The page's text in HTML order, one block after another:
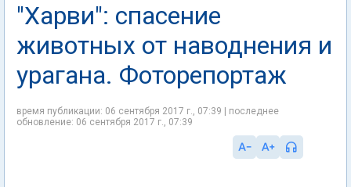
"Харви": спасение
животных от наводнения и
урагана. Фоторепортаж
время публикации: 06 сентября 2017 г., 07:39 | последнее
обновление: 06 сентября 2017 г., 07:39